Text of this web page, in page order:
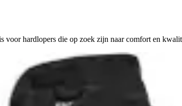
voor hardlopers die op zoek zijn naar comfort en